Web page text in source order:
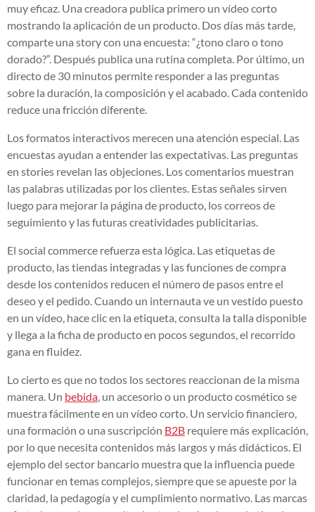
muy eficaz. Una creadora publica primero un vídeo corto
mostrando la aplicación de un producto. Dos días más tarde,
comparte una story con una encuesta: “¿tono claro o tono
dorado?”. Después publica una rutina completa. Por último, un
directo de 30 minutos permite responder a las preguntas
sobre la duración, la composición y el acabado. Cada contenido
reduce una fricción diferente.
Los formatos interactivos merecen una atención especial. Las
encuestas ayudan a entender las expectativas. Las preguntas
en stories revelan las objeciones. Los comentarios muestran
las palabras utilizadas por los clientes. Estas señales sirven
luego para mejorar la página de producto, los correos de
seguimiento y las futuras creatividades publicitarias.
El social commerce refuerza esta lógica. Las etiquetas de
producto, las tiendas integradas y las funciones de compra
desde los contenidos reducen el número de pasos entre el
deseo y el pedido. Cuando un internauta ve un vestido puesto
en un vídeo, hace clic en la etiqueta, consulta la talla disponible
y llega a la ficha de producto en pocos segundos, el recorrido
gana en fluidez.
Lo cierto es que no todos los sectores reaccionan de la misma
manera. Un bebida , un accesorio o un producto cosmético se
muestra fácilmente en un vídeo corto. Un servicio financiero,
una formación o una suscripción B2B requiere más explicación,
por lo que necesita contenidos más largos y más didácticos. El
ejemplo del sector bancario muestra que la influencia puede
funcionar en temas complejos, siempre que se apueste por la
claridad, la pedagogía y el cumplimiento normativo. Las marcas